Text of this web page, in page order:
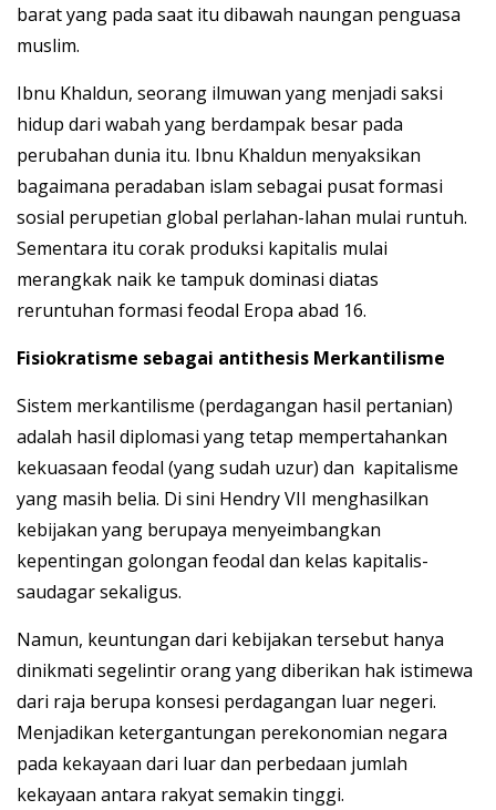
barat yang pada saat itu dibawah naungan penguasa
muslim.
Ibnu Khaldun, seorang ilmuwan yang menjadi saksi
hidup dari wabah yang berdampak besar pada
perubahan dunia itu. Ibnu Khaldun menyaksikan
bagaimana peradaban islam sebagai pusat formasi
sosial perupetian global perlahan-lahan mulai runtuh.
Sementara itu corak produksi kapitalis mulai
merangkak naik ke tampuk dominasi diatas
reruntuhan formasi feodal Eropa abad 16.
Fisiokratisme sebagai antithesis Merkantilisme
Sistem merkantilisme (perdagangan hasil pertanian)
adalah hasil diplomasi yang tetap mempertahankan
kekuasaan feodal (yang sudah uzur) dan kapitalisme
yang masih belia. Di sini Hendry VII menghasilkan
kebijakan yang berupaya menyeimbangkan
kepentingan golongan feodal dan kelas kapitalis-
saudagar sekaligus.
Namun, keuntungan dari kebijakan tersebut hanya
dinikmati segelintir orang yang diberikan hak istimewa
dari raja berupa konsesi perdagangan luar negeri.
Menjadikan ketergantungan perekonomian negara
pada kekayaan dari luar dan perbedaan jumlah
kekayaan antara rakyat semakin tinggi.